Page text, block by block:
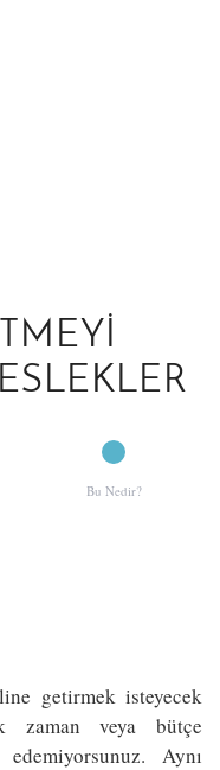
Bu Nedir?
getirmek isteyecek
zaman veya bütçe
Aynı